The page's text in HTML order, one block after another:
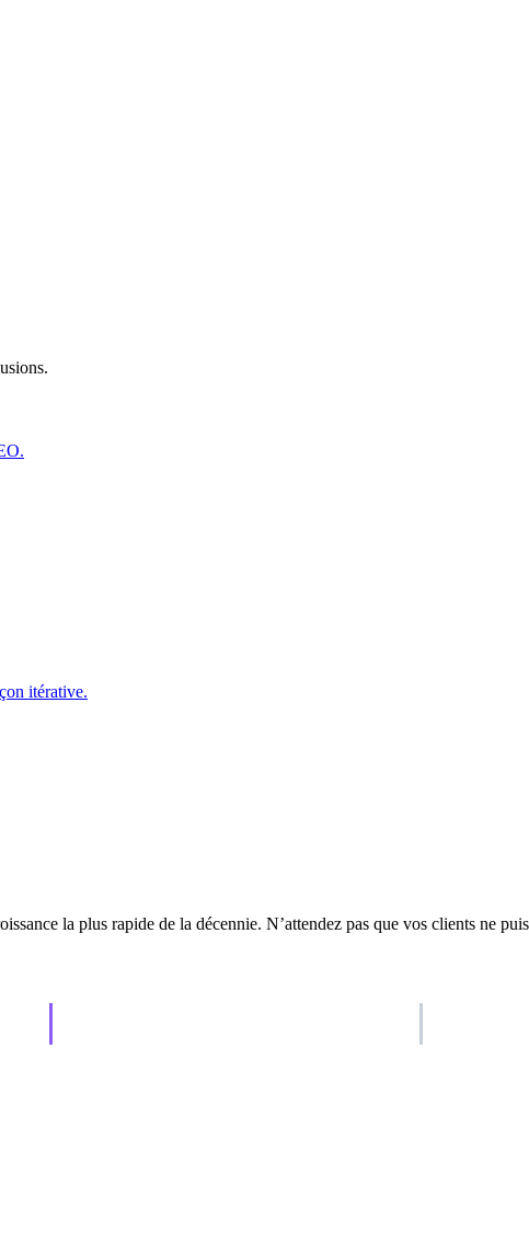
itérative.
la plus rapide de la décennie. N’attendez pas que vos clients ne